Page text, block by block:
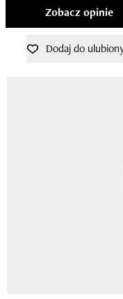
Zobacz opinie
Dodaj do